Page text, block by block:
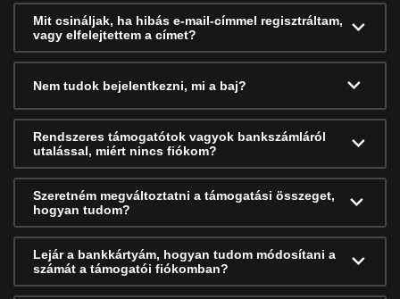
Mit csináljak, ha hibás e-mail-címmel regisztráltam,
vagy elfelejtettem a címet?
Nem tudok bejelentkezni, mi a baj?
Rendszeres támogatótok vagyok bankszámláról
utalással, miért nincs fiókom?
Szeretném megváltoztatni a támogatási összeget,
hogyan tudom?
Lejár a bankkártyám, hogyan tudom módosítani a
számát a támogatói fiókomban?